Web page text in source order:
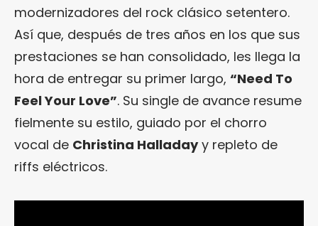
modernizadores del rock clásico setentero.
Así que, después de tres años en los que sus
prestaciones se han consolidado, les llega la
hora de entregar su primer largo, “Need To
Feel Your Love”. Su single de avance resume
fielmente su estilo, guiado por el chorro
vocal de Christina Halladayy repleto de
riffs eléctricos.